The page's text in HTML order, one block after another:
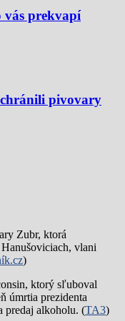
vás prekvapí
pivovary
Zubr, ktorá
vlani
)
ktorý sľuboval
úmrtia prezidenta
predaj alkoholu. (TA3)